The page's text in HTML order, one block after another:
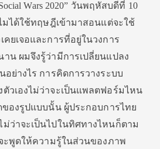
Wars 2020” วันพฤหัสบดีที่ 10
มได้ใช้ทฤษฎีเข้ามาสอนแต่จะใช้
ยเจอและการที่อยู่ในวงการ
น ผมจึงรู้ว่ามีการเปลี่ยนแปลง
อย่างไร การคิดการวางระบบ
วเองไม่ว่าจะเป็นแพลตฟอร์มไหน
องรูปแบบนั้น ผู้ประกอบการไทย
ว่าจะเป็นไปในทิศทางไหนก็ตาม
ะพูดให้ความรู้ในส่วนของภาพ